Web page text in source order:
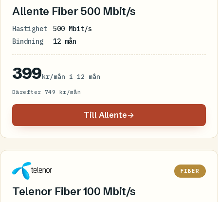
Allente Fiber 500 Mbit/s
Hastighet
500 Mbit/s
Bindning
12 mån
399kr/mån i 12 mån
Därefter 749 kr/mån
Till Allente→
FIBER
Telenor Fiber 100 Mbit/s